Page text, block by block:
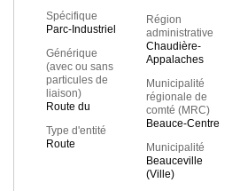
Spécifique
Parc-Industriel
Générique
(avec ou sans
particules de
liaison)
Route du
Type d'entité
Route
Région
administrative
Chaudière-
Appalaches
Municipalité
régionale de
comté (MRC)
Beauce-Centre
Municipalité
Beauceville
(Ville)